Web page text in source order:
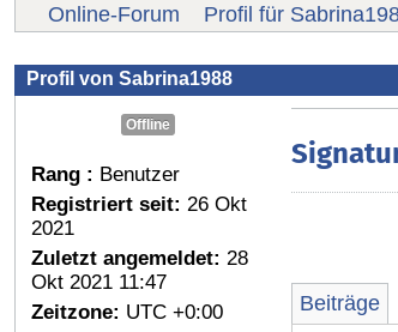
Online-Forum Profil für
Profil von Sabrina1988
Offline
Rang : Benutzer
Registriert seit: 26 Okt
2021
Zuletzt angemeldet: 28
Okt 2021 11:47
Zeitzone: UTC +0:00
Beiträge